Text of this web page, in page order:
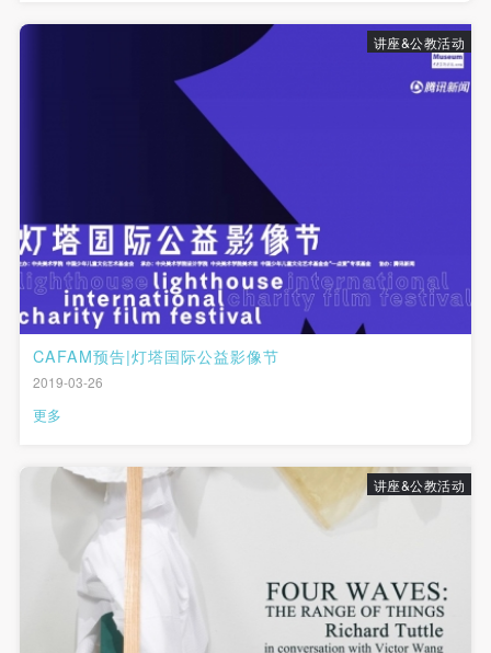
讲座&公教活动
CAFAM预告|灯塔国际公益影像节
2019-03-26
更多
讲座&公教活动
有关规定，为明确肖像许可方（甲方）和使用方（乙
方）的权利义务关系，经双方友好协商，甲乙双方就
带有甲方肖像的作品的使用达成如下一致协议：
（1）、甲方为本协议中的肖像权人，自愿将自己的
肖像权许可乙方作符合本协议约定和法律规定的用
途。
（2）、乙方中央美术学院美术馆是一所具有标志
性、专业性、国际化的现代公共美术馆。中央美术学
院美术馆与时代同行，努力塑造一个开放、自由、学
术的空间氛围，竭诚与各单位、企业、机构、艺术家
和观众进行良好互动。以学院的学术研究为基础，积
极策划国际、国内多视角、多领域的展览、论坛及公
提供一个交流、学习、展示的平台。作为一家公益性
单位，其开展的公共教育活动以学术性和公益性为
（3）、乙方为甲方拍摄中央美术学院公共教育部所
有公教活动。
二、拍摄内容、使用形式、使用地域范围
有关规定，为明确肖像许可方（甲方）和使用方（乙
方）的权利义务关系，经双方友好协商，甲乙双方就
带有甲方肖像的作品的使用达成如下一致协议：
（1）、甲方为本协议中的肖像权人，自愿将自己的
肖像权许可乙方作符合本协议约定和法律规定的用
途。
（2）、乙方中央美术学院美术馆是一所具有标志
性、专业性、国际化的现代公共美术馆。中央美术学
院美术馆与时代同行，努力塑造一个开放、自由、学
术的空间氛围，竭诚与各单位、企业、机构、艺术家
和观众进行良好互动。以学院的学术研究为基础，积
极策划国际、国内多视角、多领域的展览、论坛及公
提供一个交流、学习、展示的平台。作为一家公益性
单位，其开展的公共教育活动以学术性和公益性为
（3）、乙方为甲方拍摄中央美术学院公共教育部所
有公教活动。
二、拍摄内容、使用形式、使用地域范围
有关规定，为明确肖像许可方（甲方）和使用方（乙
方）的权利义务关系，经双方友好协商，甲乙双方就
带有甲方肖像的作品的使用达成如下一致协议：
（1）、甲方为本协议中的肖像权人，自愿将自己的
肖像权许可乙方作符合本协议约定和法律规定的用
途。
（2）、乙方中央美术学院美术馆是一所具有标志
性、专业性、国际化的现代公共美术馆。中央美术学
院美术馆与时代同行，努力塑造一个开放、自由、学
术的空间氛围，竭诚与各单位、企业、机构、艺术家
和观众进行良好互动。以学院的学术研究为基础，积
极策划国际、国内多视角、多领域的展览、论坛及公
提供一个交流、学习、展示的平台。作为一家公益性
单位，其开展的公共教育活动以学术性和公益性为
（3）、乙方为甲方拍摄中央美术学院公共教育部所
有公教活动。
二、拍摄内容、使用形式、使用地域范围